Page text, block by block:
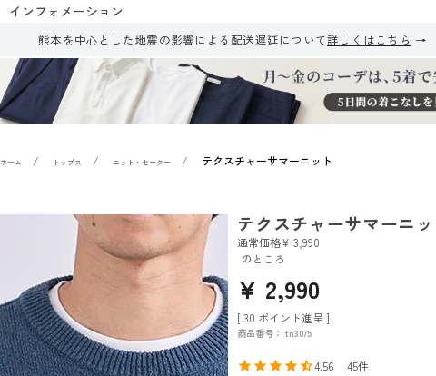
インフォメーション
熊本を中心とした地震の影響による配送遅延について詳しくはこちら
ホーム トップス ニット・セーター テクスチャーサマーニット
テクスチャーサマーニ
通常価格¥ 3,990
のところ
¥ 2,990
[ 30 ポイント進呈 ]
商品番号 tn3075
4.56
45